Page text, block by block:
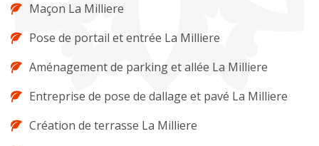
Maçon La Milliere
Pose de portail et entrée La Milliere
Aménagement de parking et allée La Milliere
Entreprise de pose de dallage et pavé La Milliere
Création de terrasse La Milliere